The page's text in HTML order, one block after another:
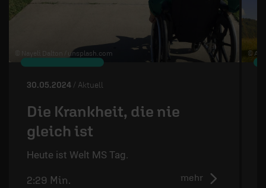
unsplash.com
30.05.2024 / Aktuell
Die Krankheit, die nie
gleich ist
Heute ist Welt MS Tag.
mehr
2:29 Min.
©